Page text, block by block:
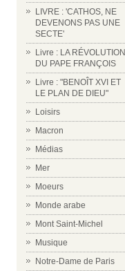
LIVRE : 'CATHOS, NE
DEVENONS PAS UNE
SECTE'
Livre : LA RÉVOLUTION
DU PAPE FRANÇOIS
Livre : "BENOÎT XVI ET
LE PLAN DE DIEU"
Loisirs
Macron
Médias
Mer
Moeurs
Monde arabe
Mont Saint-Michel
Musique
Notre-Dame de Paris